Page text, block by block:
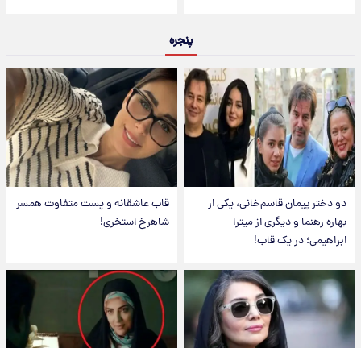
پنجره
دو دختر پیمان قاسم‌خانی، یکی از
بهاره رهنما و دیگری از میترا
ابراهیمی؛ در یک قاب!
قاب عاشقانه و پست متفاوت همسر
شاهرخ استخری!